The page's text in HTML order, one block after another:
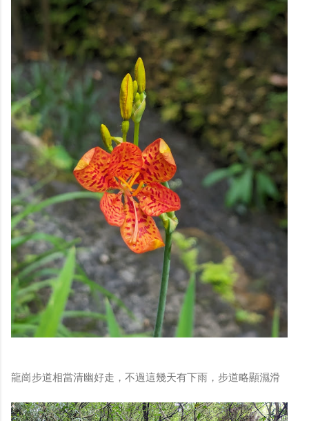
龍崗步道相當清幽好走，不過這幾天有下雨，步道略顯濕滑